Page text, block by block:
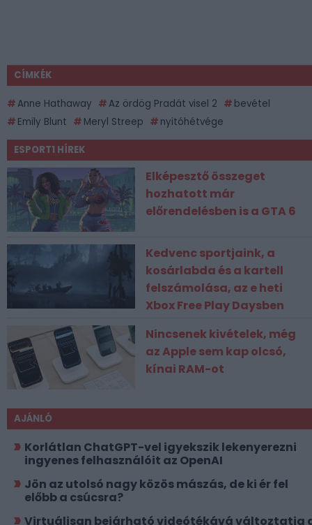
CÍMKÉK
Anne Hathaway Az ördög Pradát visel 2
bevétel
Emily Blunt
Meryl Streep nyitóhétvége
ESPORT1 HÍREK
Elképesztő összeget
hozhatott már
előrendelésben is a GTA 6
Kedvenc sportjaink, a
kosárlabda és a kartell
felszámolása, az e heti
Xbox Free Play Daysben
Nincsenek kivételek, még
az Apple sem kap olcsó,
kínai RAM-ot
AJÁNLÓ
Korlátlan ChatGPT-vel igyekszik lekenyerezni
ingyenes felhasználóit az OpenAI
Jön az utolsó nagy közös mászás, de ki ér fel
előbb a csúcsra?
Virtuálisan bejárható videótékává változtatja